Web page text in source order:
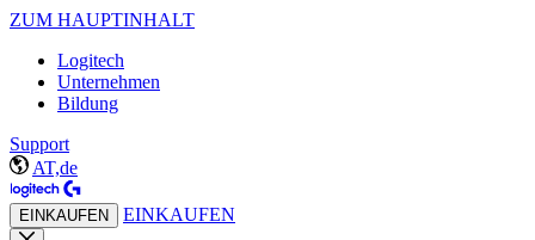
ZUM HAUPTINHALT
Logitech
Unternehmen
Bildung
Support
AT,de
EINKAUFEN EINKAUFEN